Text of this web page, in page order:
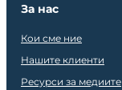
За нас
Кои сме ние
Нашите клиенти
Ресурси за медиите